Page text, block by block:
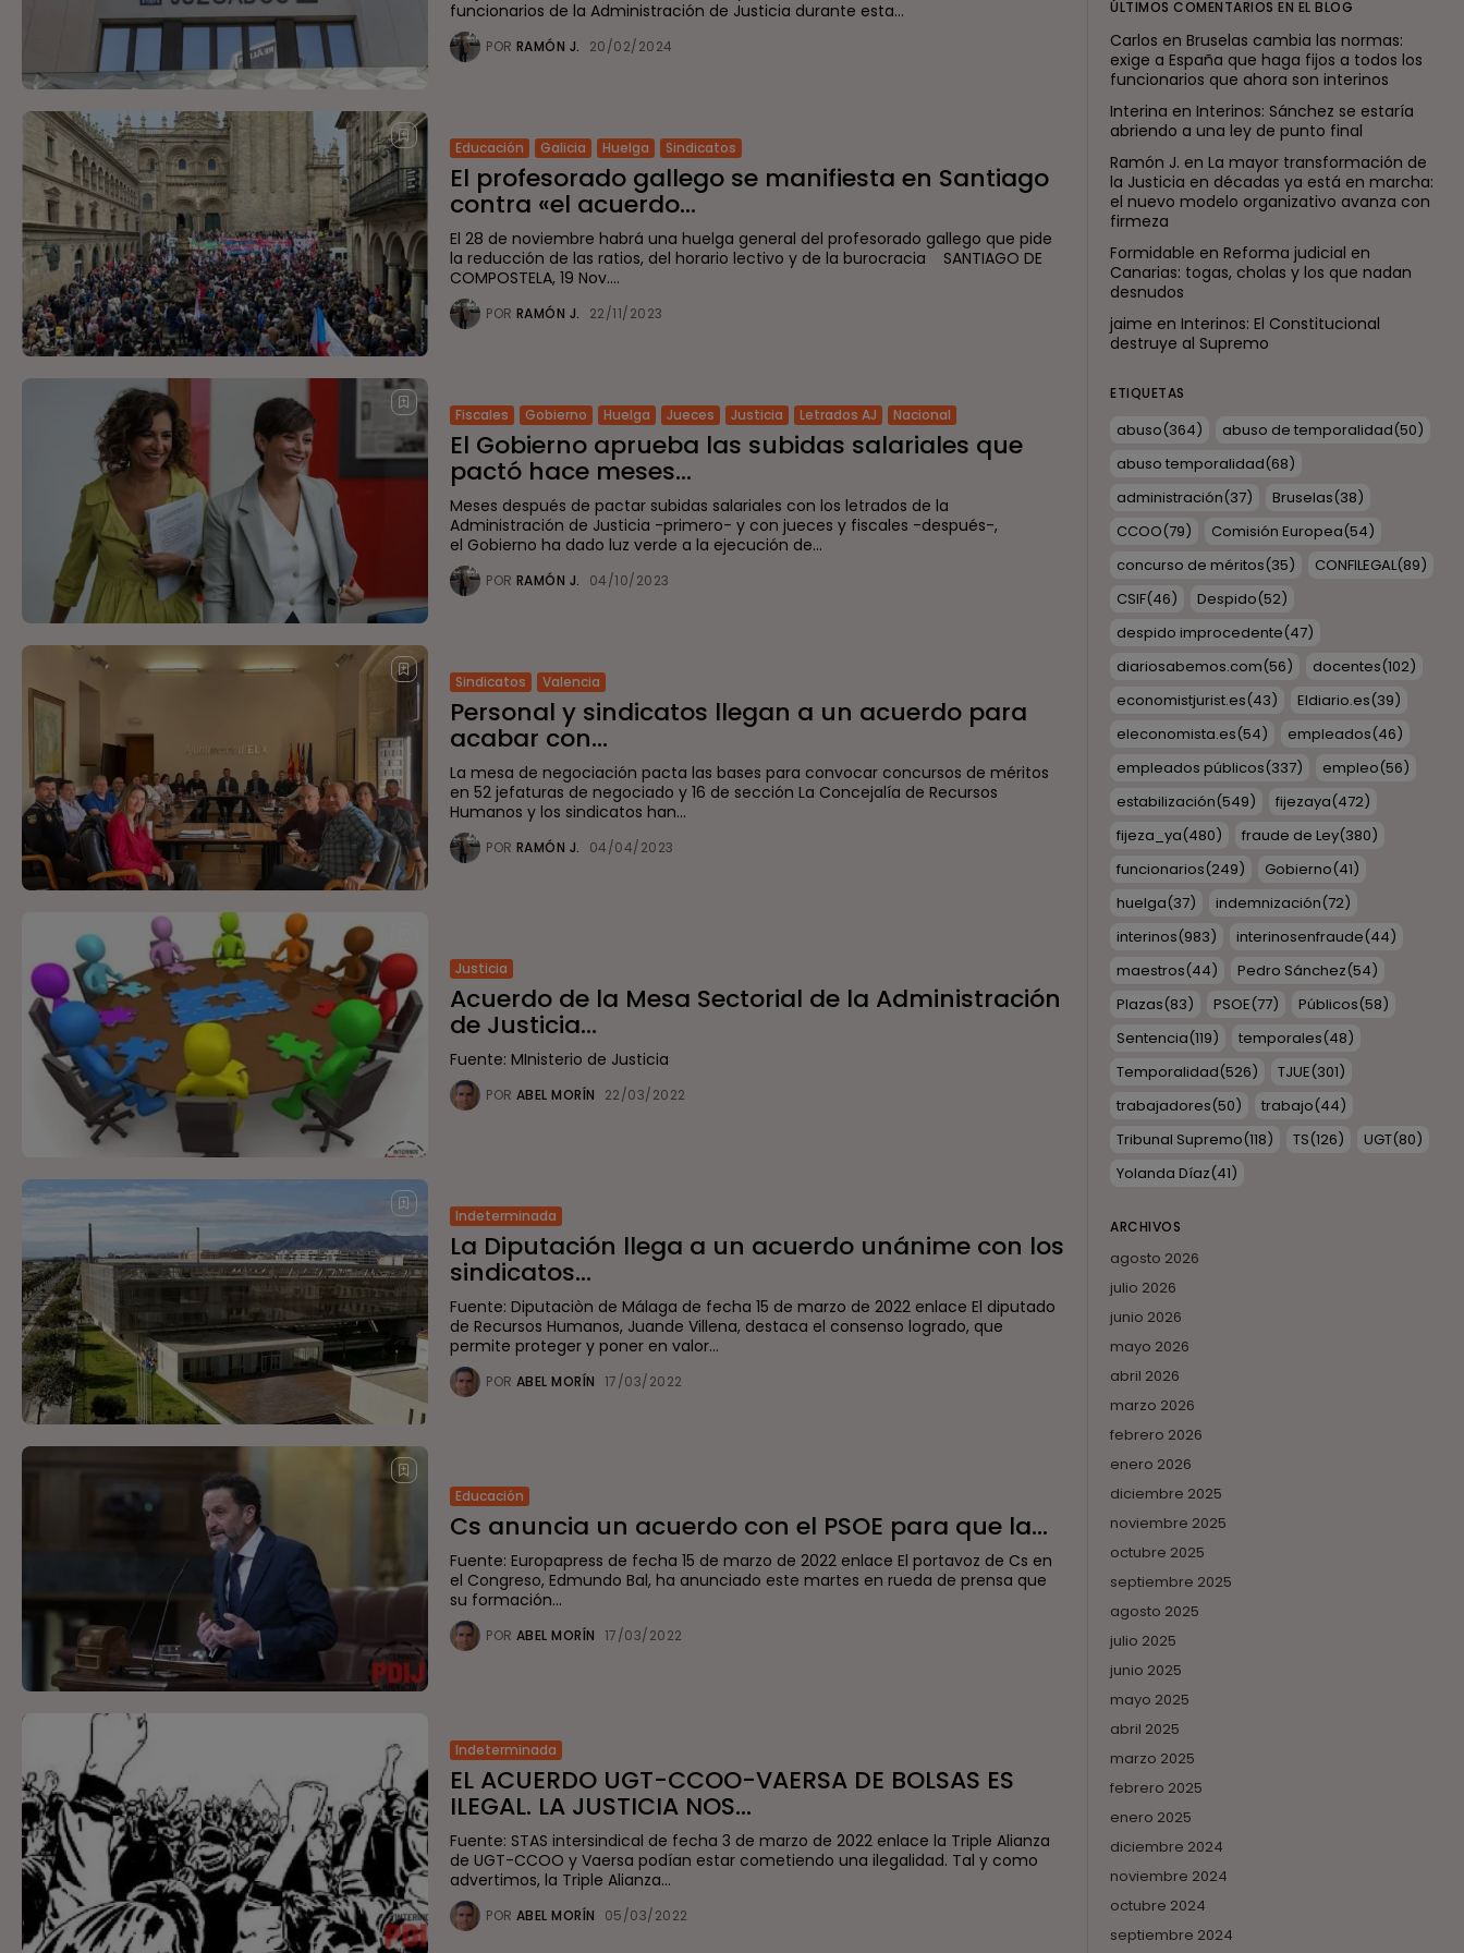
funcionarios de la Administración de Justicia durante esta...
POR RAMÓN J. 20/02/2024
Educación Galicia Huelga Sindicatos
El profesorado gallego se manifiesta en Santiago
contra «el acuerdo...
El 28 de noviembre habrá una huelga general del profesorado gallego que pide
la reducción de las ratios, del horario lectivo y de la burocracia SANTIAGO DE
COMPOSTELA, 19 Nov....
POR RAMÓN J. 22/11/2023
Fiscales Gobierno Huelga Jueces Justicia Letrados AJ Nacional
El Gobierno aprueba las subidas salariales que
pactó hace meses...
Meses después de pactar subidas salariales con los letrados de la
Administración de Justicia -primero- y con jueces y fiscales -después-,
el Gobierno ha dado luz verde a la ejecución de...
POR RAMÓN J. 04/10/2023
Sindicatos Valencia
Personal y sindicatos llegan a un acuerdo para
acabar con...
La mesa de negociación pacta las bases para convocar concursos de méritos
en 52 jefaturas de negociado y 16 de sección La Concejalía de Recursos
Humanos y los sindicatos han...
POR RAMÓN J. 04/04/2023
Justicia
Acuerdo de la Mesa Sectorial de la Administración
de Justicia...
Fuente: MInisterio de Justicia
POR ABEL MORÍN 22/03/2022
Indeterminada
La Diputación llega a un acuerdo unánime con los
sindicatos...
Fuente: Diputaciòn de Málaga de fecha 15 de marzo de 2022 enlace El diputado
de Recursos Humanos, Juande Villena, destaca el consenso logrado, que
permite proteger y poner en valor...
POR ABEL MORÍN 17/03/2022
Educación
Cs anuncia un acuerdo con el PSOE para que la...
Fuente: Europapress de fecha 15 de marzo de 2022 enlace El portavoz de Cs en
el Congreso, Edmundo Bal, ha anunciado este martes en rueda de prensa que
su formación...
POR ABEL MORÍN 17/03/2022
Indeterminada
EL ACUERDO UGT-CCOO-VAERSA DE BOLSAS ES
ILEGAL. LA JUSTICIA NOS...
Fuente: STAS intersindical de fecha 3 de marzo de 2022 enlace la Triple Alianza
de UGT-CCOO y Vaersa podían estar cometiendo una ilegalidad. Tal y como
advertimos, la Triple Alianza...
POR ABEL MORÍN 05/03/2022
ÚLTIMOS COMENTARIOS EN EL BLOG
Carlos en Bruselas cambia las normas:
exige a España que haga fijos a todos los
funcionarios que ahora son interinos
Interina en Interinos: Sánchez se estaría
abriendo a una ley de punto final
Ramón J. en La mayor transformación de
la Justicia en décadas ya está en marcha:
el nuevo modelo organizativo avanza con
firmeza
Formidable en Reforma judicial en
Canarias: togas, cholas y los que nadan
desnudos
jaime en Interinos: El Constitucional
destruye al Supremo
ETIQUETAS
abuso(364) abuso de temporalidad(50)
abuso temporalidad(68)
administración(37) Bruselas(38)
CCOO(79) Comisión Europea(54)
concurso de méritos(35) CONFILEGAL(89)
CSIF(46) Despido(52)
despido improcedente(47)
diariosabemos.com(56) docentes(102)
economistjurist.es(43) Eldiario.es(39)
eleconomista.es(54) empleados(46)
empleados públicos(337) empleo(56)
estabilización(549) fijezaya(472)
fijeza_ya(480) fraude de Ley(380)
funcionarios(249) Gobierno(41)
huelga(37) indemnización(72)
interinos(983) interinosenfraude(44)
maestros(44) Pedro Sánchez(54)
Plazas(83) PSOE(77) Públicos(58)
Sentencia(119) temporales(48)
Temporalidad(526) TJUE(301)
trabajadores(50) trabajo(44)
Tribunal Supremo(118) TS(126) UGT(80)
Yolanda Díaz(41)
ARCHIVOS
agosto 2026
julio 2026
junio 2026
mayo 2026
abril 2026
marzo 2026
febrero 2026
enero 2026
diciembre 2025
noviembre 2025
octubre 2025
septiembre 2025
agosto 2025
julio 2025
junio 2025
mayo 2025
abril 2025
marzo 2025
febrero 2025
enero 2025
diciembre 2024
noviembre 2024
octubre 2024
septiembre 2024